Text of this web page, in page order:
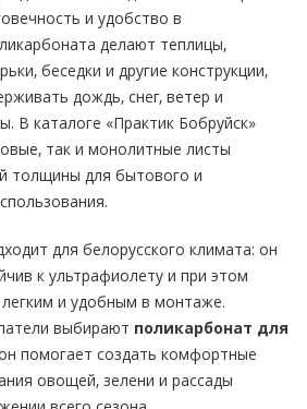
и удобство в
делают теплицы,
беседки и другие конструкции,
дождь, снег, ветер и
В каталоге «Практик Бобруйск»
так и монолитные листы
толщины для бытового и
для белорусского климата: он
к ультрафиолету и при этом
и удобным в монтаже.
выбирают поликарбонат для
помогает создать комфортные
овощей, зелени и рассады